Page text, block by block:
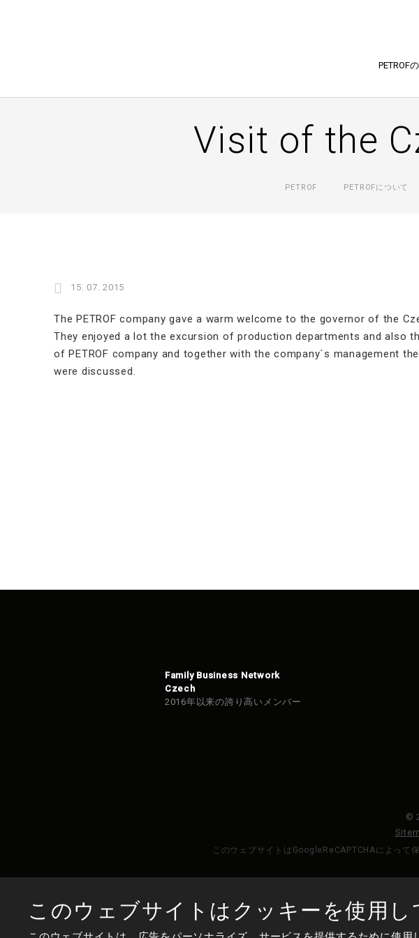
PETROF
Visit of the
PETROF PETROFについて
15. 07. 2015
The PETROF company gave a warm welcome to the governor of the
They enjoyed a lot the excursion of production departments and also
of PETROF company and together with the company´s management
were discussed.
Family Business Network
Czech
2016年以来の誇り高いメンバー
©
このウェブサイトはGoogleReCAPTCHAによって
このウェブサイトはクッキーを使用し